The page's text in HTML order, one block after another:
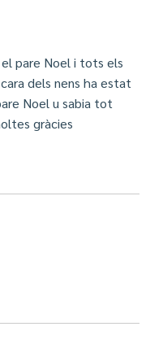
pare Noel i tots els
dels nens ha estat
Noel u sabia tot
gràcies